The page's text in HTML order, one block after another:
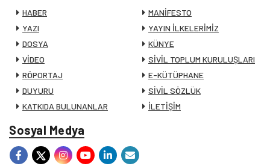
HABER
YAZI
DOSYA
VİDEO
RÖPORTAJ
DUYURU
KATKIDA BULUNANLAR
MANİFESTO
YAYIN İLKELERİMİZ
KÜNYE
SİVİL TOPLUM KURULUŞLARI
E-KÜTÜPHANE
SİVİL SÖZLÜK
İLETİŞİM
Sosyal Medya